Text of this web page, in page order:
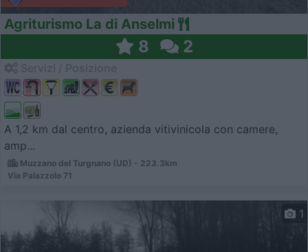
Agriturismo La di Anselmi
8 2
A 1,2 km dal centro, azienda vitivinicola con camere,
amp...
Muzzano del Turgnano (UD) - 223.3km
Via Palazzolo 71
1